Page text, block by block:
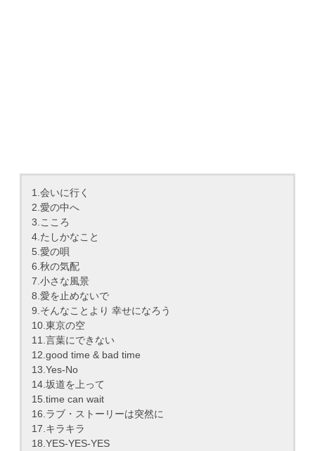
1.会いに行く
2.愛の中へ
3.こころ
4.たしかなこと
5.愛の唄
6.秋の気配
7.小さな風景
8.愛を止めないで
9.そんなことより 幸せになろう
10.東京の空
11.言葉にできない
12.good time & bad time
13.Yes-No
14.坂道を上って
15.time can wait
16.ラブ・ストーリーは突然に
17.キラキラ
18.YES-YES-YES